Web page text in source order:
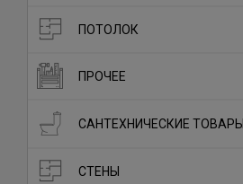
ПОТОЛОК
ПРОЧЕЕ
САНТЕХНИЧЕСКИЕ ТОВАРЫ
СТЕНЫ